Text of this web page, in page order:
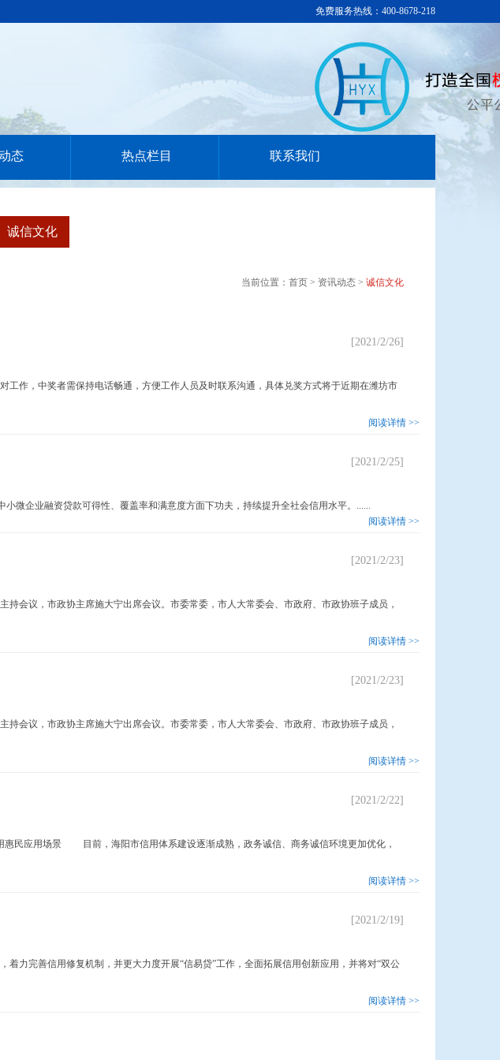
免费服务热线：400-8678-218
态 热点栏目 联系我们
诚信文化
当前位置：首页 > 资讯动态 > 诚信文化
[2021/2/26]
作，中奖者需保持电话畅通，方便工作人员及时联系沟通，具体兑奖方式将于近期在潍坊市
阅读详情 >>
[2021/2/25]
微企业融资贷款可得性、覆盖率和满意度方面下功夫，持续提升全社会信用水平。......
阅读详情 >>
[2021/2/23]
议，市政协主席施大宁出席会议。市委常委，市人大常委会、市政府、市政协班子成员，
阅读详情 >>
[2021/2/23]
议，市政协主席施大宁出席会议。市委常委，市人大常委会、市政府、市政协班子成员，
阅读详情 >>
[2021/2/22]
惠民应用场景 目前，海阳市信用体系建设逐渐成熟，政务诚信、商务诚信环境更加优化，
阅读详情 >>
[2021/2/19]
完善信用修复机制，并更大力度开展“信易贷”工作，全面拓展信用创新应用，并将对“双公
阅读详情 >>